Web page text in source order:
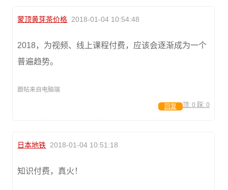
蒙顶黄芽茶价格 2018-01-04 10:54:48
2018，为视频、线上课程付费，应该会逐渐成为一个
普遍趋势。
跟帖来自电脑端
顶: 0 踩: 0
回复
日本地铁 2018-01-04 10:51:18
知识付费，真火！